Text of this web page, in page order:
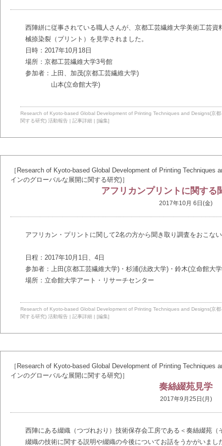
西陣絣に従事されている職人さんが、京都工芸繊維大学美術工芸
械捺染裂（プリント）を見学されました。
日時：2017年10月18日
場所：京都工芸繊維大学3号館
参加者：上田、加茂(京都工芸繊維大学)
山本(立命館大学)
Research of Kyoto-based Global Development of Printing Techniques and Designs(京
関する研究) 活動報告 | 記事詳細 | [編集]
［Research of Kyoto-based Global Development of Printing Techniques
インのグローバルな展開に関する研究)］
アフリカンプリントに関する
2017年10月 6日(金)
アフリカン・プリントに関して2名の方から聞き取り調査をおこな
日程：2017年10月1日、4日
参加者：上田(京都工芸繊維大学)・杉浦(法政大学)・鈴木(立命館大
場所：立命館大学アート・リサーチセンター
Research of Kyoto-based Global Development of Printing Techniques and Designs(京
関する研究) 活動報告 | 記事詳細 | [編集]
［Research of Kyoto-based Global Development of Printing Techniques
インのグローバルな展開に関する研究)］
奏絲綴苑見学
2017年9月25日(月)
西陣にある綴織（つづれおり）技術保存会工房である＜奏絲綴苑
綴織の技術に関する説明や綴織の今後についてお話をうかがいまし